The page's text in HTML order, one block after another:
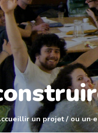
un projet / ou